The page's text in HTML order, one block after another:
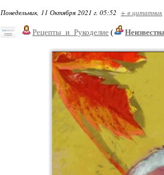
Понедельник, 11 Октября 2021 г. 05:52 + в цитатник
Рецепты_и_Рукоделие (